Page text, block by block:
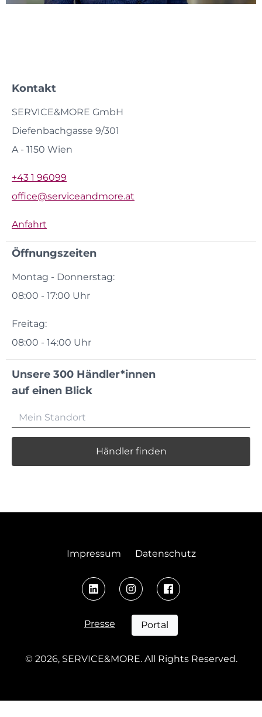
Kontakt
SERVICE&MORE GmbH
Diefenbachgasse 9/301
A - 1150 Wien
+43 1 96099
office@serviceandmore.at
Anfahrt
Öffnungszeiten
Montag - Donnerstag:
08:00 - 17:00 Uhr
Freitag:
08:00 - 14:00 Uhr
Unsere 300 Händler*innen
auf einen Blick
Händler finden
© 2026, SERVICE&MORE. All Rights Reserved.
Impressum Datenschutz
Presse Portal